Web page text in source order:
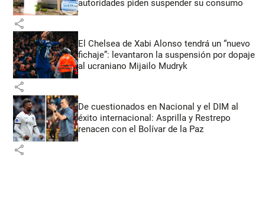
autoridades piden suspender su consumo
share
El Chelsea de Xabi Alonso tendrá un “nuevo
fichaje”: levantaron la suspensión por dopaje
al ucraniano Mijailo Mudryk
share
De cuestionados en Nacional y el DIM al
éxito internacional: Asprilla y Restrepo
renacen con el Bolívar de la Paz
share